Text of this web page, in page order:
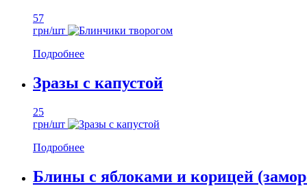
57
грн/шт
Подробнее
Зразы с капустой
25
грн/шт
Подробнее
Блины с яблоками и корицей